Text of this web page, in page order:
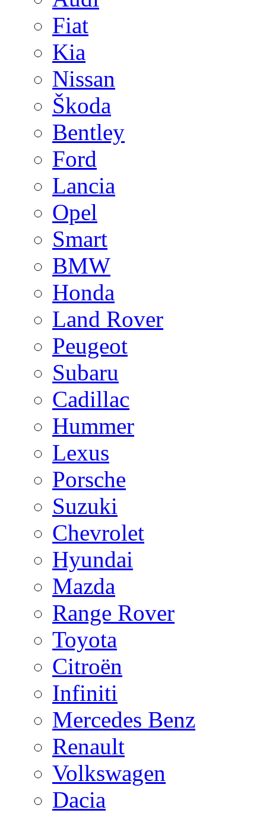
Fiat
Kia
Nissan
Škoda
Bentley
Ford
Lancia
Opel
Smart
BMW
Honda
Land Rover
Peugeot
Subaru
Cadillac
Hummer
Lexus
Porsche
Suzuki
Chevrolet
Hyundai
Mazda
Range Rover
Toyota
Citroën
Infiniti
Mercedes Benz
Renault
Volkswagen
Dacia